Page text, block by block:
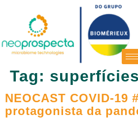
Tag: superfícies
NEOCAST COVID-19
protagonista da